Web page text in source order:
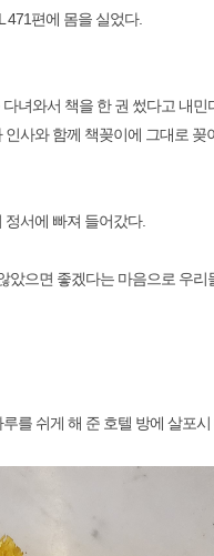
471편에 몸을 실었다.
녀와서 책을 한 권 썼다고 내민
사와 함께 책꽂이에 그대로
서에 빠져 들어갔다.
으면 좋겠다는 마음으로 우리
를 쉬게 해 준 호텔 방에 살포시